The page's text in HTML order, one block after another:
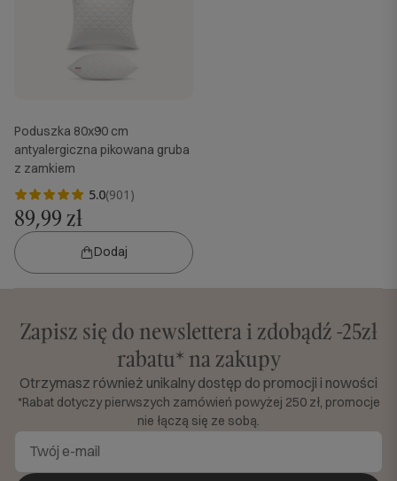
Poduszka 80x90 cm
antyalergiczna pikowana gruba
z zamkiem
5.0(901)
89,99 zł
Dodaj
Zapisz się do newslettera i zdobądź -25zł
rabatu* na zakupy
Otrzymasz również unikalny dostęp do promocji i nowości
*Rabat dotyczy pierwszych zamówień powyżej 250 zł, promocje
nie łączą się ze sobą.